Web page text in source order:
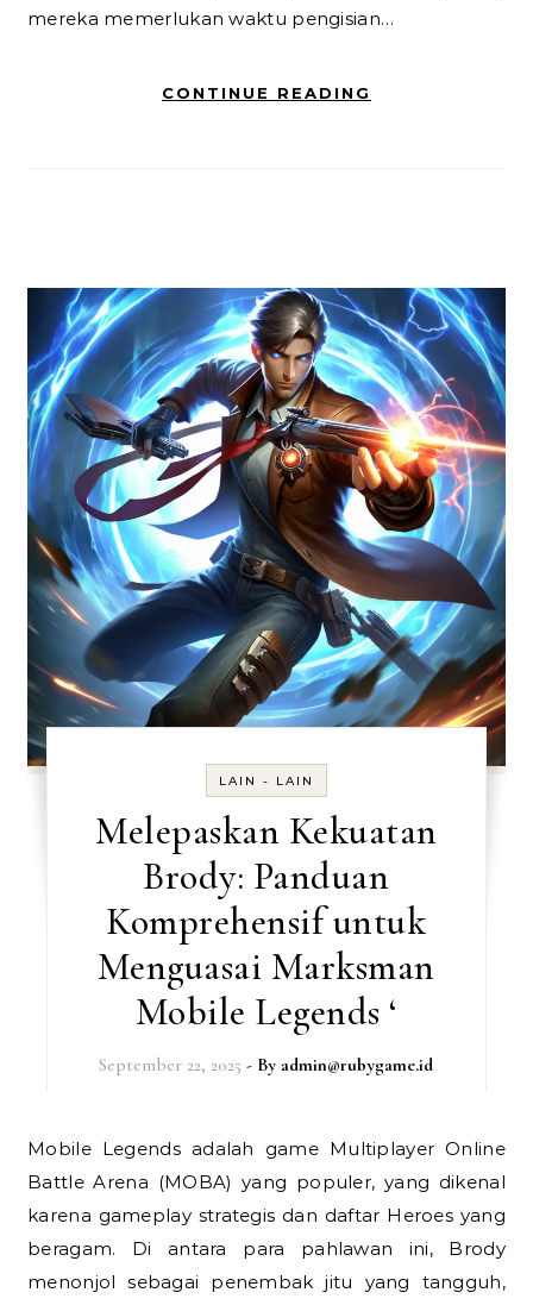
mereka memerlukan waktu pengisian…
CONTINUE READING
LAIN - LAIN
Melepaskan Kekuatan
Brody: Panduan
Komprehensif untuk
Menguasai Marksman
Mobile Legends ‘
September 22, 2025 - By admin@rubygame.id
Mobile Legends adalah game Multiplayer Online
Battle Arena (MOBA) yang populer, yang dikenal
karena gameplay strategis dan daftar Heroes yang
beragam. Di antara para pahlawan ini, Brody
menonjol sebagai penembak jitu yang tangguh,